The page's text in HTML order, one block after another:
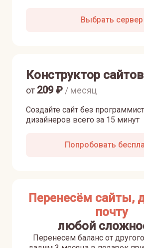
Выбрать сервер
Конструктор сайтов
Создайте сайт без
дизайнеров всего за 15 минут
от 209₽ / месяц
Попробовать
Перенесём сайты,
почту
любой
Перенесем баланс от